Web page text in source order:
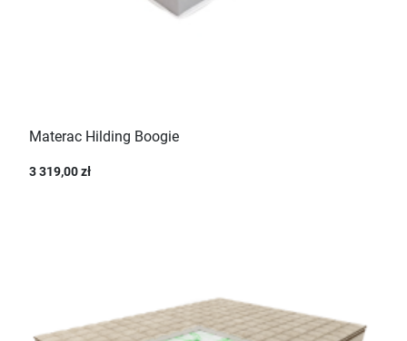
Materac Hilding Boogie
3 319,00 zł